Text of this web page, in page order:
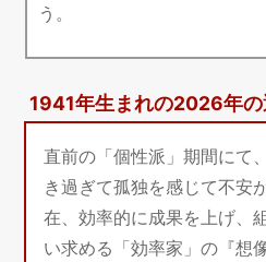
う。
1941年生まれの2026年の
直前の「個性派」期間にて
き過ぎて孤独を感じて不安
在、効率的に成果を上げ、
い求める「効率家」の『想